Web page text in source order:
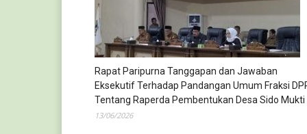
Rapat Paripurna Tanggapan dan Jawaban
Eksekutif Terhadap Pandangan Umum Fraksi
Tentang Raperda Pembentukan Desa Sido Mukti
13/06/2026